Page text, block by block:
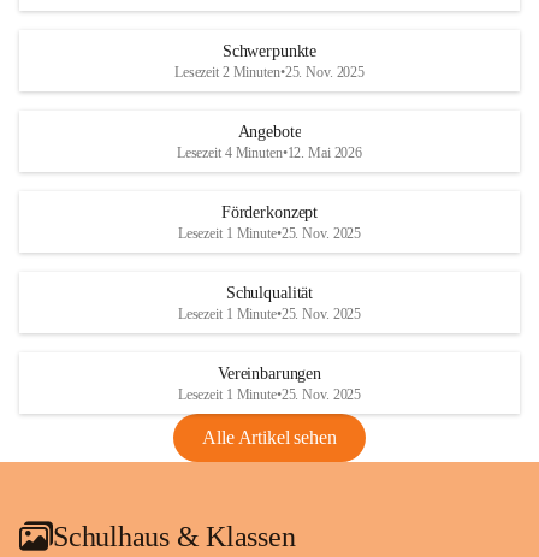
Schwerpunkte
Lesezeit 2 Minuten•25. Nov. 2025
Angebote
Lesezeit 4 Minuten•12. Mai 2026
Förderkonzept
Lesezeit 1 Minute•25. Nov. 2025
Schulqualität
Lesezeit 1 Minute•25. Nov. 2025
Vereinbarungen
Lesezeit 1 Minute•25. Nov. 2025
Alle Artikel sehen
Schulhaus & Klassen